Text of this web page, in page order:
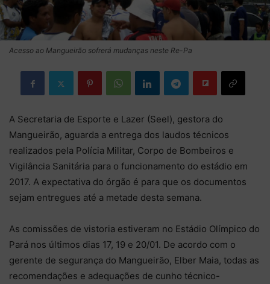
Acesso ao Mangueirão sofrerá mudanças neste Re-Pa
A Secretaria de Esporte e Lazer (Seel), gestora do
Mangueirão, aguarda a entrega dos laudos técnicos
realizados pela Polícia Militar, Corpo de Bombeiros e
Vigilância Sanitária para o funcionamento do estádio em
2017. A expectativa do órgão é para que os documentos
sejam entregues até a metade desta semana.
As comissões de vistoria estiveram no Estádio Olímpico do
Pará nos últimos dias 17, 19 e 20/01. De acordo com o
gerente de segurança do Mangueirão, Elber Maia, todas as
recomendações e adequações de cunho técnico-